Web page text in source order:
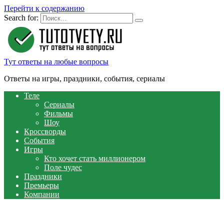
Перейти к содержанию
Search for:
Тут ответы на любые вопросы
Ответы на игры, праздники, события, сериалы
Теле
Сериалы
Фильмы
Шоу
Кроссворды
События
Игры
Кто хочет стать миллионером
Поле чудес
Праздники
Премьеры
Компании